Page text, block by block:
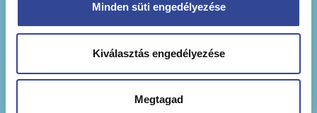
Minden süti engedélyezése
Kiválasztás engedélyezése
Megtagad
Írjon nekünk!
Amennyiben kérdése, észrevétele van, van